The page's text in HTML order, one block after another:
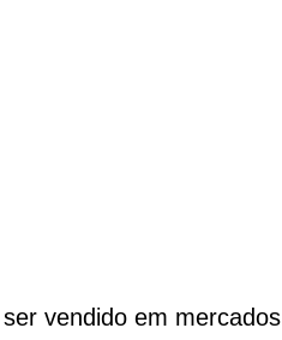
vendido em mercados